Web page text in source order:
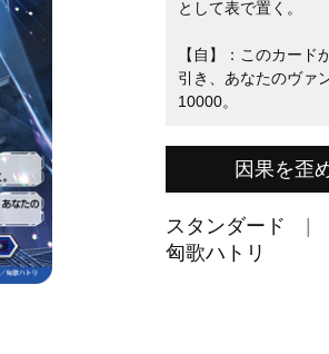
として表で置く。
【自】：このカー
引き、あなたのヴァ
10000。
因果を歪
スタンダード
匈歌ハトリ